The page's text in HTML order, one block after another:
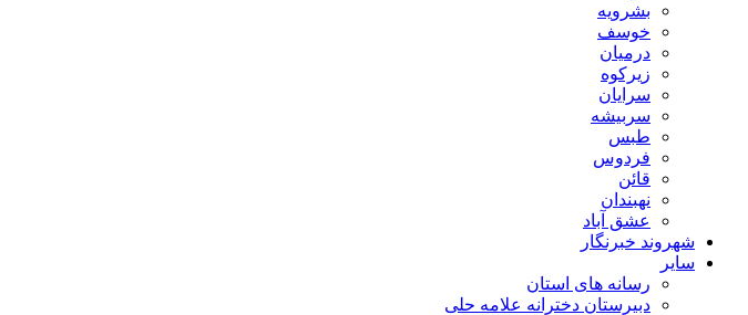
بشرویه
خوسف
درمیان
زیرکوه
سرایان
سربیشه
طبس
فردوس
قائن
نهبندان
عشق آباد
شهروند خبرنگار
سایر
رسانه های استان
دبیرستان دخترانه علامه حلی